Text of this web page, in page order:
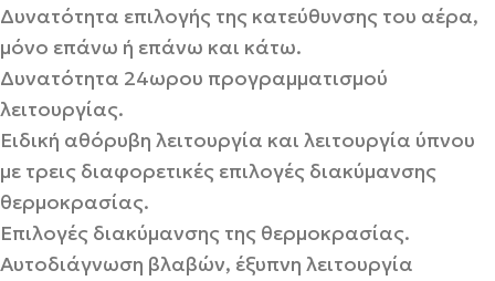
Δυνατότητα επιλογής της κατεύθυνσης του αέρα,
μόνο επάνω ή επάνω και κάτω.
Δυνατότητα 24ωρου προγραμματισμού
λειτουργίας.
Ειδική αθόρυβη λειτουργία και λειτουργία ύπνου
με τρεις διαφορετικές επιλογές διακύμανσης
θερμοκρασίας.
Επιλογές διακύμανσης της θερμοκρασίας.
Αυτοδιάγνωση βλαβών, έξυπνη λειτουργία